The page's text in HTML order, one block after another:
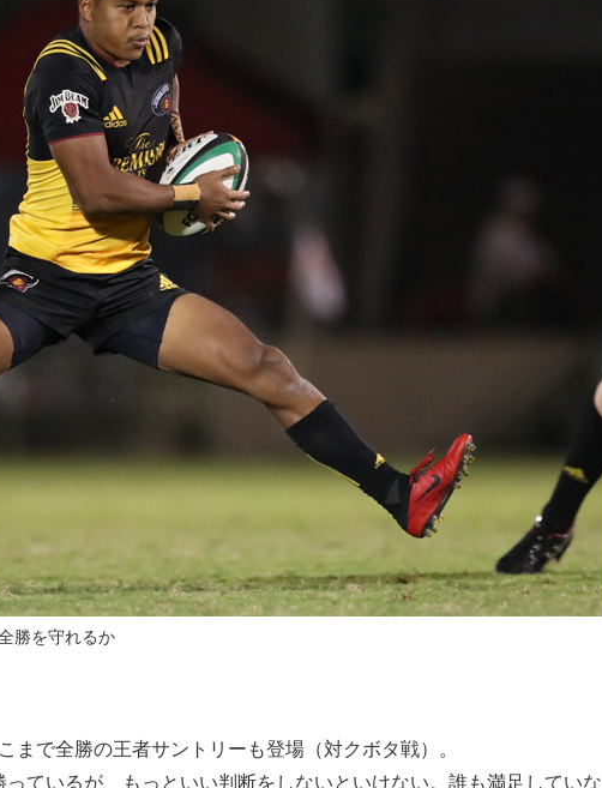
勝を守れるか
で全勝の王者サントリーも登場（対クボタ戦）。
ているが、もっといい判断をしないといけない。誰も満足していな